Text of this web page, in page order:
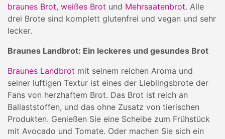
braunes Brot, weißes Brot und Mehrsaatenbrot. Alle
drei Brote sind komplett glutenfrei und vegan und sehr
lecker.
Braunes Landbrot: Ein leckeres und gesundes Brot
Braunes Landbrot mit seinem reichen Aroma und
seiner luftigen Textur ist eines der Lieblingsbrote der
Fans von herzhaftem Brot. Das Brot ist reich an
Ballaststoffen, und das ohne Zusatz von tierischen
Produkten. Genießen Sie eine Scheibe zum Frühstück
mit Avocado und Tomate. Oder machen Sie sich ein